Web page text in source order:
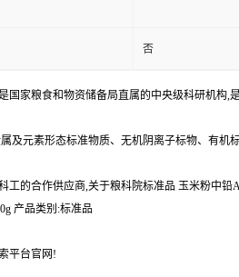
否
国家粮食和物资储备局直属的中央级科研机构
及元素形态标准物质、无机阴离子标物、有机
工的合作供应商,关于粮科院标准品 玉米粉中
产品类别:标准品
平台官网!